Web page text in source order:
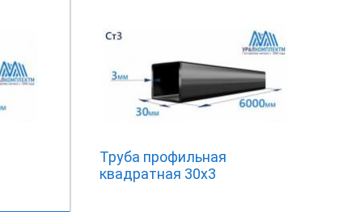
Труба профильная
квадратная 30х3